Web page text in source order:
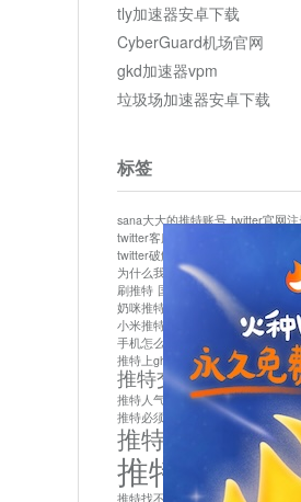
tly加速器安卓下载
CyberGuard机场官网
gkd加速器vpm
垃圾场加速器安卓下载
标签
sana大大的推特账号 twitter官网
twitter客服
twitter破解版下载
为什么我推特无法保存设置
作者
刷推特 国内为什么不能用twitter
奶咪推特
如何找回推特密码
小米推特闪退是怎么回事 怎么看
手机怎么注册推特账号
推特devil
推特上ghs的女博主
推特交友软件app下
推特人气萌货小蔡头喵喵喵 推特
推特必须用外网吗
推特怎么取消关
推特怎么看
推特找不到账号 推特注册必须要手